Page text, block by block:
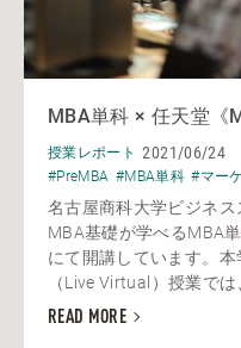
MBA単科 × 任天堂《
授業レポート 2021/06/24
#PreMBA #MBA単科 #マー
名古屋商科大学ビジネ
MBA基礎が学べるMBA
にて開講しています。
（Live Virtual）授業で
READ MORE